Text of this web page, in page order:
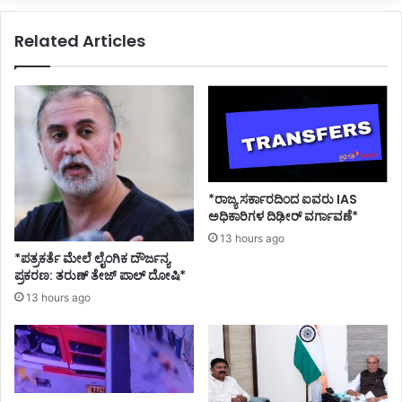
ಮು
ಲ್
ಲ
ಗ
ರ
ಗ
ಳಿ
ಗೂ
ಇ
ದು
ಸಂ
ಢ
Related Articles
*ಪತ್ರಕರ್ತೆ ಮೇಲೆ ಲೈಂಗಿಕ ದೌರ್ಜನ್ಯ
ಪ್ರಕರಣ: ತರುಣ್ ತೇಜ್ ಪಾಲ್ ದೋಷಿ*
13 hours ago
*ರಾಜ್ಯ ಸರ್ಕಾರದಿಂದ ಐವರು IAS
ಅಧಿಕಾರಿಗಳ ದಿಢೀರ್ ವರ್ಗಾವಣೆ*
13 hours ago